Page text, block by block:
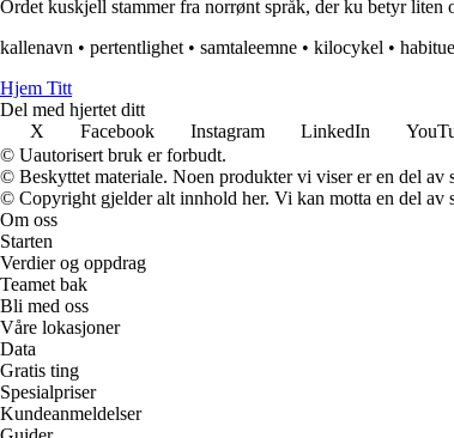
Ordet kuskjell stammer fra norrønt språk, der ku betyr
kallenavn • pertentlighet • samtaleemne • kilocykel •
Hjem Titt
Del med hjertet ditt
X
Facebook Instagram LinkedIn
© Uautorisert bruk er forbudt.
© Beskyttet materiale. Noen produkter vi viser er en del av
© Copyright gjelder alt innhold her. Vi kan motta en del av
Om oss
Starten
Verdier og oppdrag
Teamet bak
Bli med oss
Våre lokasjoner
Data
Gratis ting
Spesialpriser
Kundeanmeldelser